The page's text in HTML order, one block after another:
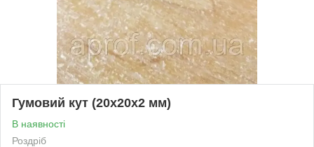
Гумовий кут (20х20х2 мм)
В наявності
Роздріб